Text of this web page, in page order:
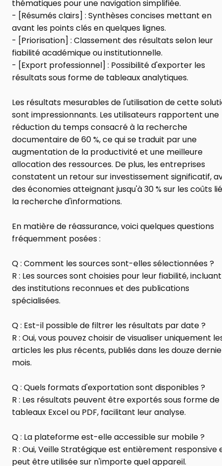
thématiques pour une navigation simplifiée.
- [Résumés clairs] : Synthèses concises mettant en
avant les points clés en quelques lignes.
- [Priorisation] : Classement des résultats selon leur
fiabilité académique ou institutionnelle.
- [Export professionnel] : Possibilité d'exporter les
résultats sous forme de tableaux analytiques.
Les résultats mesurables de l'utilisation de cette
sont impressionnants. Les utilisateurs rapportent une
réduction du temps consacré à la recherche
documentaire de 60 %, ce qui se traduit par une
augmentation de la productivité et une meilleure
allocation des ressources. De plus, les entreprises
constatent un retour sur investissement significatif,
des économies atteignant jusqu'à 30 % sur les coûts
la recherche d'informations.
En matière de réassurance, voici quelques questions
fréquemment posées :
Q : Comment les sources sont-elles sélectionnées ?
R : Les sources sont choisies pour leur fiabilité, incluant
des institutions reconnues et des publications
spécialisées.
Q : Est-il possible de filtrer les résultats par date ?
R : Oui, vous pouvez choisir de visualiser uniquement
articles les plus récents, publiés dans les douze
mois.
Q : Quels formats d'exportation sont disponibles ?
R : Les résultats peuvent être exportés sous forme de
tableaux Excel ou PDF, facilitant leur analyse.
Q : La plateforme est-elle accessible sur mobile ?
R : Oui, Veille Stratégique est entièrement responsive
peut être utilisée sur n'importe quel appareil.